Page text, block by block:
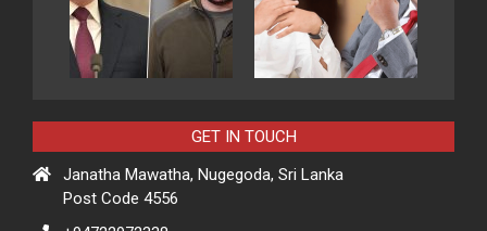
GET IN TOUCH
Janatha Mawatha, Nugegoda, Sri Lanka
Post Code 4556